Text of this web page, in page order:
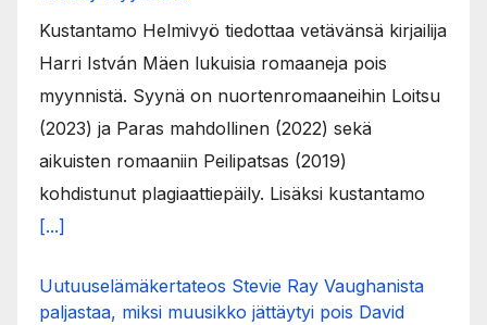
Kustantamo Helmivyö tiedottaa vetävänsä kirjailija
Harri István Mäen lukuisia romaaneja pois
myynnistä. Syynä on nuortenromaaneihin Loitsu
(2023) ja Paras mahdollinen (2022) sekä
aikuisten romaaniin Peilipatsas (2019)
kohdistunut plagiaattiepäily. Lisäksi kustantamo
[...]
Uutuuselämäkertateos Stevie Ray Vaughanista
paljastaa, miksi muusikko jättäytyi pois David